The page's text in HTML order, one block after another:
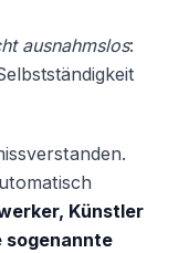
ausnahmslos:
Künstler
sogenannte